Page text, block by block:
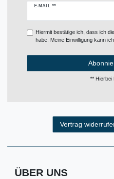
E-MAIL **
Newsletter
Hiermit bestätige ich, dass ich die
habe. Meine Einwilligung kann
** Hierbei
Vertrag
ÜBER UNS